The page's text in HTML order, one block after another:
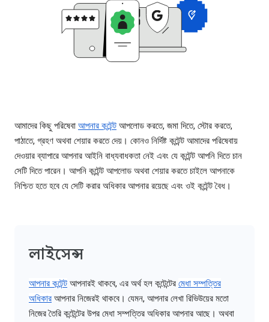
আমাদের কিছু পরিষেবা আপনার কন্টেন্ট আপলোড করতে, জমা দিতে, স্টোর করতে,
পাঠাতে, গ্রহণ অথবা শেয়ার করতে দেয়। কোনও নির্দিষ্ট কন্টেন্ট আমাদের পরিষেবায়
দেওয়ার ব্যাপারে আপনার আইনি বাধ্যবাধকতা নেই এবং যে কন্টেন্ট আপনি দিতে চান
সেটি দিতে পারেন। আপনি কন্টেন্ট আপলোড অথবা শেয়ার করতে চাইলে আপনাকে
নিশ্চিত হতে হবে যে সেটি করার অধিকার আপনার রয়েছে এবং ওই কন্টেন্ট বৈধ।
লাইসেন্স
আপনার কন্টেন্ট আপনারই থাকবে, এর অর্থ হল কন্টেন্টের মেধা সম্পত্তির
অধিকার আপনার নিজেরই থাকবে। যেমন, আপনার লেখা রিভিউয়ের মতো
নিজের তৈরি কন্টেন্টের উপর মেধা সম্পত্তির অধিকার আপনার আছে। অথবা